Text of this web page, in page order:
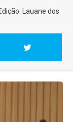
Lauane dos